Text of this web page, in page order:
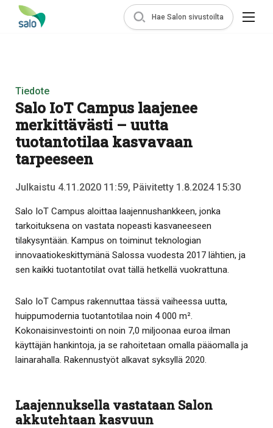
Hae Salon sivustoilta
Tiedote
Salo IoT Campus laajenee
merkittävästi – uutta
tuotantotilaa kasvavaan
tarpeeseen
Julkaistu 4.11.2020 11:59, Päivitetty 1.8.2024 15:30
Salo IoT Campus aloittaa laajennushankkeen, jonka
tarkoituksena on vastata nopeasti kasvaneeseen
tilakysyntään. Kampus on toiminut teknologian
innovaatiokeskittymänä Salossa vuodesta 2017 lähtien, ja
sen kaikki tuotantotilat ovat tällä hetkellä vuokrattuna.
Salo IoT Campus rakennuttaa tässä vaiheessa uutta,
huippumodernia tuotantotilaa noin 4 000 m².
Kokonaisinvestointi on noin 7,0 miljoonaa euroa ilman
käyttäjän hankintoja, ja se rahoitetaan omalla pääomalla ja
lainarahalla. Rakennustyöt alkavat syksyllä 2020.
Laajennuksella vastataan Salon
akkutehtaan kasvuun